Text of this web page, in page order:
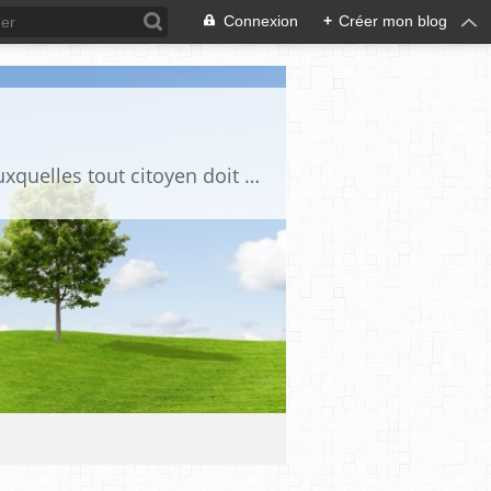
Connexion + Créer mon blog
Ce blog est destiné à stimuler l'intérêt du lecteur pour des questions de société auxquelles tout citoyen doit être en mesure d'apporter des réponses, individuelles ou collectives, en conscience et en responsabilité !